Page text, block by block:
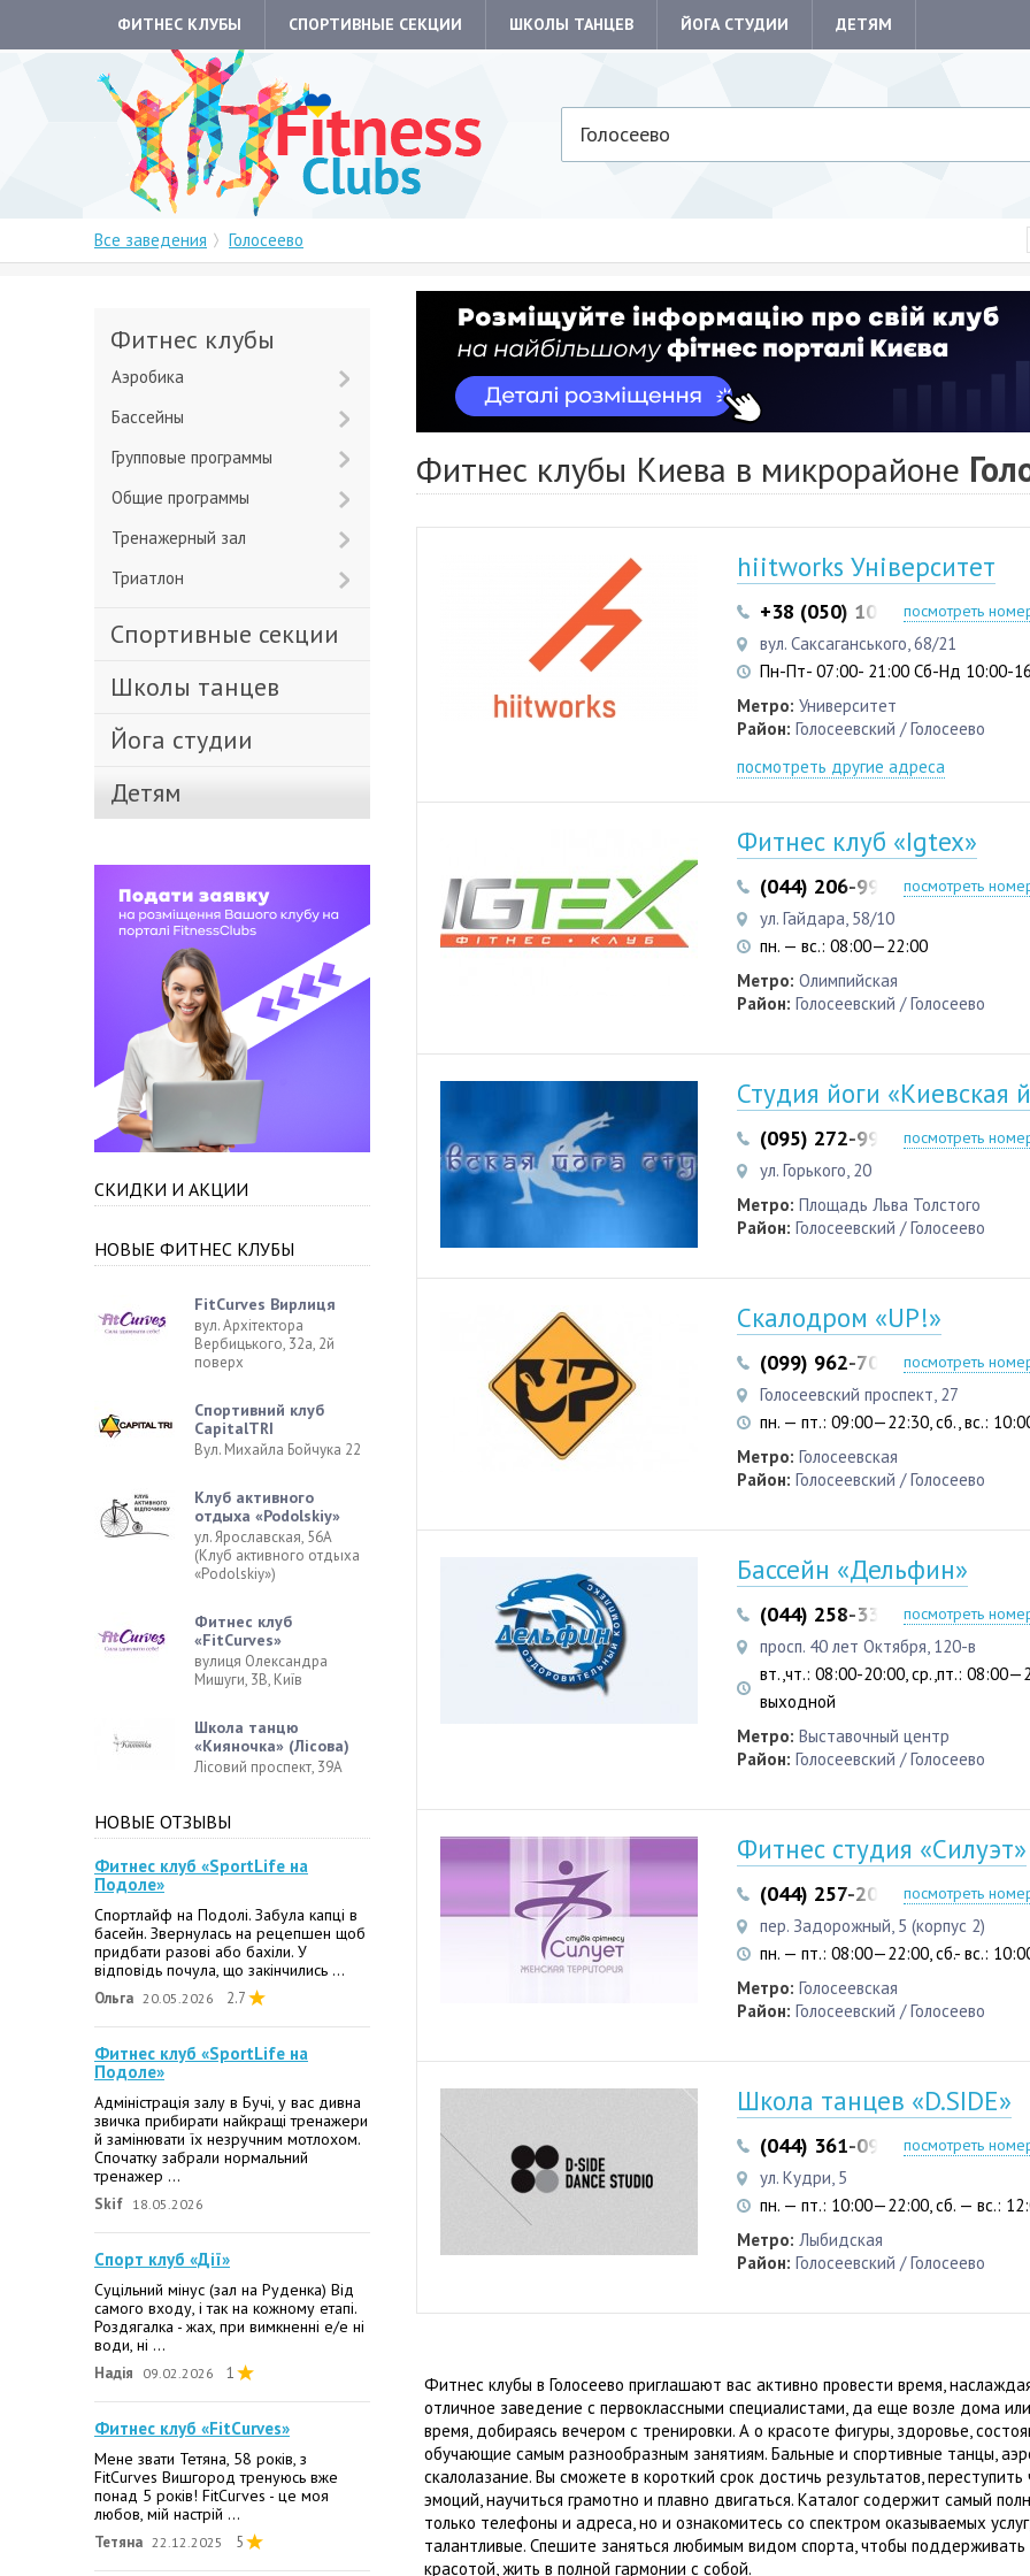
ФИТНЕС КЛУБЫ СПОРТИВНЫЕ СЕКЦИИ ШКОЛЫ ТАНЦЕВ ЙОГА СТУДИИ ДЕТЯМ
Голосеево
Все заведения Голосеево
Фитнес клубы Киева в микрорайоне
hiitworks Університет
+38 (050) 103 22 22 +38
посмотреть
вул. Саксаганського, 68/21
Пн-Пт- 07:00- 21:00 Сб-Нд 10:00-
Метро: Университет
Район: Голосеевский / Голосеево
посмотреть другие адреса
Фитнес клуб «Igtex»
(044) 206-99-33 (050) 315-
посмотреть
ул. Гайдара, 58/10
пн. — вс.: 08:00—22:00
Метро: Олимпийская
Район: Голосеевский / Голосеево
Студия йоги «Киевская
(095) 272-99-55 (044) 289-
посмотреть
ул. Горького, 20
Метро: Площадь Льва Толстого
Район: Голосеевский / Голосеево
Скалодром «UP!»
(099) 962-70-59 (066) 271-
посмотреть
Голосеевский проспект, 27
пн. — пт.: 09:00—22:30, сб., вс.:
Метро: Голосеевская
Район: Голосеевский / Голосеево
Бассейн «Дельфин»
(044) 258-33-07 (044) 258-
посмотреть
просп. 40 лет Октября, 120-в
вт.,чт.: 08:00-20:00, ср.,пт.:
выходной
Метро: Выставочный центр
Район: Голосеевский / Голосеево
Фитнес студия «Силуэт»
(044) 257-20-80 (095) 554-
посмотреть
пер. Задорожный, 5 (корпус 2)
пн. — пт.: 08:00—22:00, сб.- вс.:
Метро: Голосеевская
Район: Голосеевский / Голосеево
Школа танцев «D.SIDE»
(044) 361-09-51 (067) 403-
посмотреть
ул. Кудри, 5
пн. — пт.: 10:00—22:00, сб. — вс.:
Метро: Лыбидская
Район: Голосеевский / Голосеево
Фитнес клубы в Голосеево приглашают вас активно провести время,
отличное заведение с первоклассными специалистами, да еще возле дома
время, добираясь вечером с тренировки. А о красоте фигуры, здоровье,
обучающие самым разнообразным занятиям. Бальные и спортивные танцы,
скалолазание. Вы сможете в короткий срок достичь результатов,
эмоций, научиться грамотно и плавно двигаться. Каталог содержит самый
только телефоны и адреса, но и ознакомитесь со спектром оказываемых
талантливые. Спешите заняться любимым видом спорта, чтобы
красотой, жить в полной гармонии с собой.
Фитнес клубы
Аэробика
Бассейны
Групповые программы
Общие программы
Тренажерный зал
Триатлон
Спортивные секции
Школы танцев
Йога студии
Детям
СКИДКИ И АКЦИИ
НОВЫЕ ФИТНЕС КЛУБЫ
FitCurves Вирлиця
вул. Архітектора
Вербицького, 32а, 2й
поверх
Спортивний клуб
CapitalTRI
Вул. Михайла Бойчука 22
Клуб активного
отдыха «Podolskiy»
ул. Ярославская, 56А
(Клуб активного отдыха
«Podolskiy»)
Фитнес клуб
«FitCurves»
вулиця Олександра
Мишуги, 3В, Київ
Школа танцю
«Кияночка» (Лісова)
Лісовий проспект, 39А
НОВЫЕ ОТЗЫВЫ
Фитнес клуб «SportLife на
Подоле»
Спортлайф на Подолі. Забула капці в
басейн. Звернулась на рецепшен щоб
придбати разові або бахіли. У
відповідь почула, що закінчились ...
Ольга 20.05.2026 2.7
Фитнес клуб «SportLife на
Подоле»
Адміністрація залу в Бучі, у вас дивна
звичка прибирати найкращі тренажери
й замінювати їх незручним мотлохом.
Спочатку забрали нормальний
тренажер ...
Skif 18.05.2026
Спорт клуб «Дії»
Суцільний мінус (зал на Руденка) Від
самого входу, і так на кожному етапі.
Роздягалка - жах, при вимкненні е/е ні
води, ні ...
Надія 09.02.2026 1
Фитнес клуб «FitCurves»
Мене звати Тетяна, 58 років, з
FitCurves Вишгород тренуюсь вже
понад 5 років! FitCurves - це моя
любов, мій настрій ...
Тетяна 22.12.2025 5